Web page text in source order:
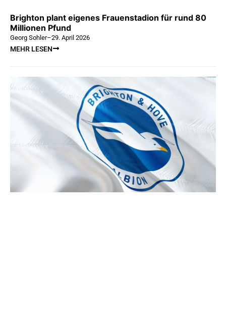
Brighton plant eigenes Frauenstadion für rund 80
Millionen Pfund
Georg Sohler–29. April 2026
MEHR LESEN